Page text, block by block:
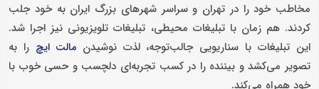
مخاطب خود را در تهران و سراسر شهرهای بزرگ ایران به خود جلب
کردند. هم زمان با تبلیغات محیطی، تبلیغات تلویزیونی نیز اجرا شد.
این تبلیغات با سناریویی جالب‌توجه، لذت نوشیدنمالت ایچ را به
تصویر می‌کشد و بیننده را در کسب تجربه‌ای دلچسب و حسی خوب با